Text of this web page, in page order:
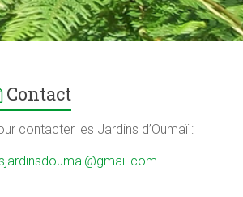
Contact
contacter les Jardins d’Oumaï :